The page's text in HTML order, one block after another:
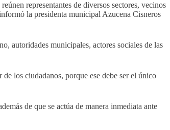
representantes de diversos sectores, vecinos
la presidenta municipal Azucena Cisneros
autoridades municipales, actores sociales de las
los ciudadanos, porque ese debe ser el único
de que se actúa de manera inmediata ante